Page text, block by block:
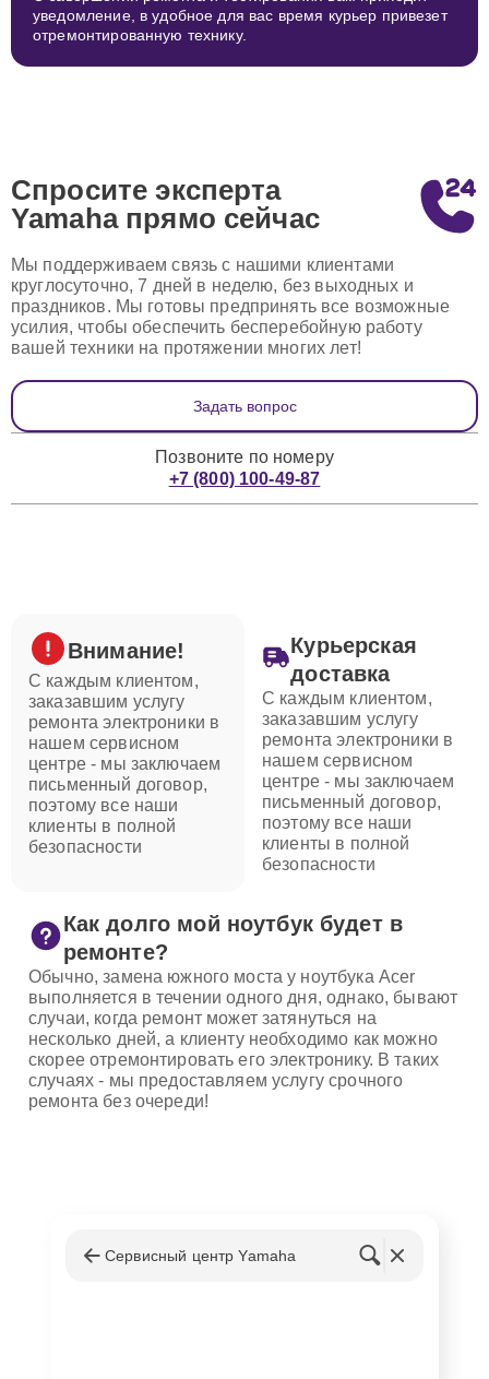
уведомление, в удобное для вас время курьер привезет
отремонтированную технику.
Спросите эксперта
Yamaha прямо сейчас
Мы поддерживаем связь с нашими клиентами
круглосуточно, 7 дней в неделю, без выходных и
праздников. Мы готовы предпринять все возможные
усилия, чтобы обеспечить бесперебойную работу
вашей техники на протяжении многих лет!
Задать вопрос
Позвоните по номеру
+7 (800) 100-49-87
Внимание!
С каждым клиентом,
заказавшим услугу
ремонта электроники в
нашем сервисном
центре - мы заключаем
письменный договор,
поэтому все наши
клиенты в полной
безопасности
Курьерская
доставка
С каждым клиентом,
заказавшим услугу
ремонта электроники в
нашем сервисном
центре - мы заключаем
письменный договор,
поэтому все наши
клиенты в полной
безопасности
Как долго мой ноутбук будет в
ремонте?
Обычно, замена южного моста у ноутбука Acer
выполняется в течении одного дня, однако, бывают
случаи, когда ремонт может затянуться на
несколько дней, а клиенту необходимо как можно
скорее отремонтировать его электронику. В таких
случаях - мы предоставляем услугу срочного
ремонта без очереди!
Сервисный центр Yamaha